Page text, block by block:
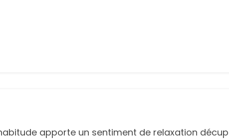
apporte un sentiment de relaxation